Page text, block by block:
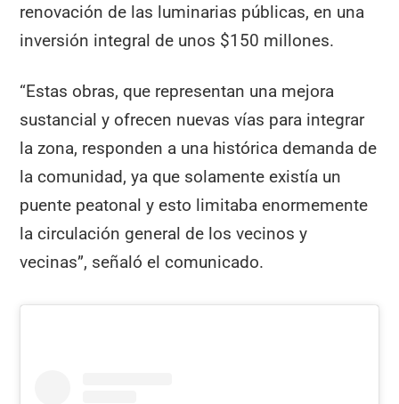
renovación de las luminarias públicas, en una
inversión integral de unos $150 millones.
“Estas obras, que representan una mejora
sustancial y ofrecen nuevas vías para integrar
la zona, responden a una histórica demanda de
la comunidad, ya que solamente existía un
puente peatonal y esto limitaba enormemente
la circulación general de los vecinos y
vecinas”, señaló el comunicado.